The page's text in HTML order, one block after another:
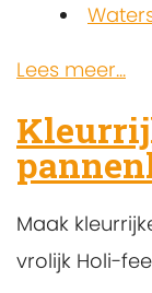
Lees meer...
Maak
vrolijk Holi-